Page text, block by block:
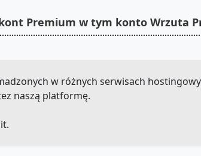
Premium w tym konto Wrzuta
w różnych serwisach
naszą platformę.